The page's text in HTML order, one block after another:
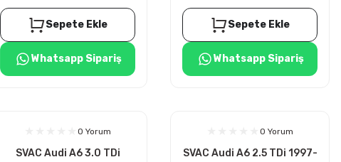
Sepete Ekle
Whatsapp Sipariş
Sepete Ekle
Whatsapp Sipariş
0 Yorum
SVAC Audi A6 3.0 TDi
0 Yorum
SVAC Audi A6 2.5 TDi 1997-